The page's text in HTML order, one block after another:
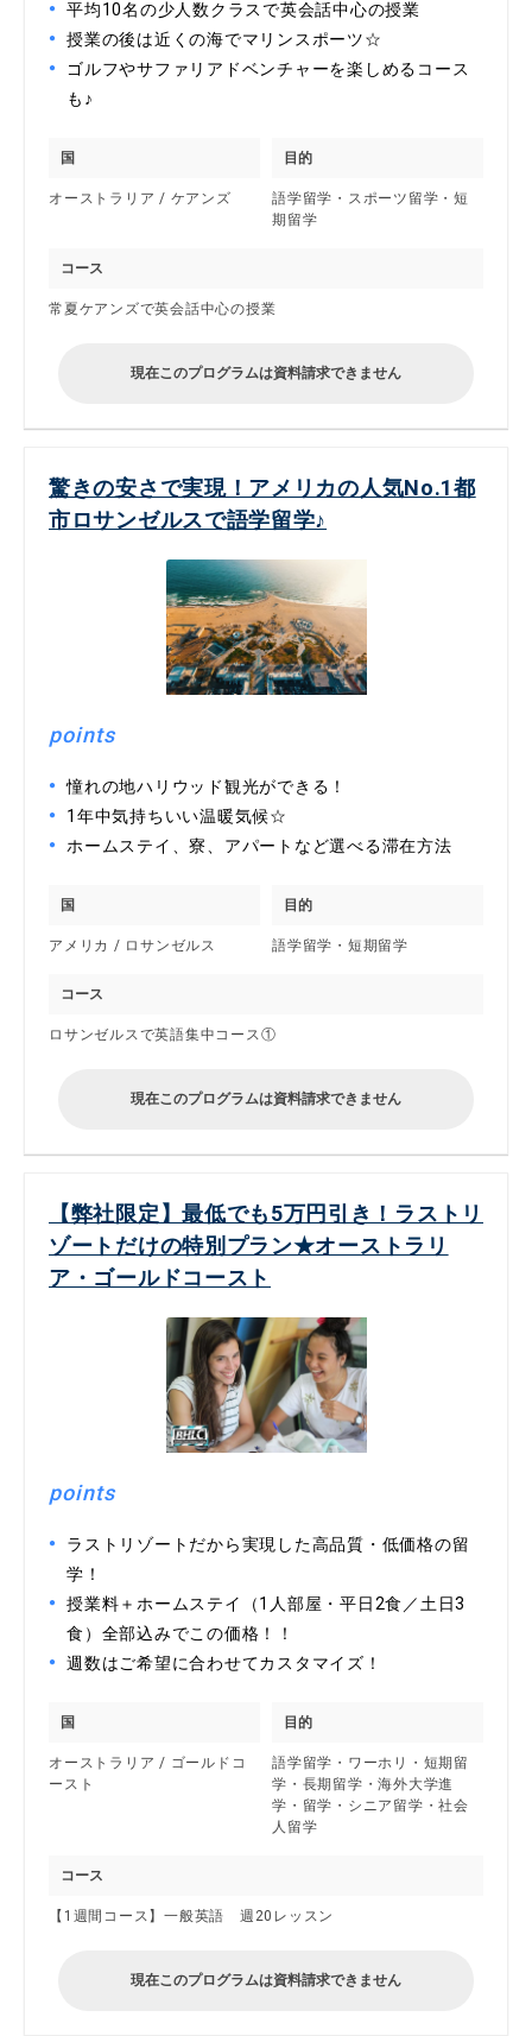
平均10名の少人数クラスで英会話中心の授業
授業の後は近くの海でマリンスポーツ☆
ゴルフやサファリアドベンチャーを楽しめるコース
も♪
国
オーストラリア / ケアンズ
目的
語学留学・スポーツ留学・短
期留学
コース
常夏ケアンズで英会話中心の授業
現在このプログラムは資料請求できません
驚きの安さで実現！アメリカの人気No.1都
市ロサンゼルスで語学留学♪
points
憧れの地ハリウッド観光ができる！
1年中気持ちいい温暖気候☆
ホームステイ、寮、アパートなど選べる滞在方法
国
アメリカ / ロサンゼルス
目的
語学留学・短期留学
コース
ロサンゼルスで英語集中コース①
現在このプログラムは資料請求できません
【弊社限定】最低でも5万円引き！ラストリ
ゾートだけの特別プラン★オーストラリ
ア・ゴールドコースト
points
ラストリゾートだから実現した高品質・低価格の留
学！
授業料＋ホームステイ（1人部屋・平日2食／土日3
食）全部込みでこの価格！！
週数はご希望に合わせてカスタマイズ！
国
オーストラリア / ゴールドコ
ースト
目的
語学留学・ワーホリ・短期留
学・長期留学・海外大学進
学・留学・シニア留学・社会
人留学
コース
【1週間コース】一般英語 週20レッスン
現在このプログラムは資料請求できません